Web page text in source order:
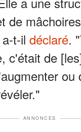
de mâchoires
t-il déclaré.
c'était de
ou
ANNONCES